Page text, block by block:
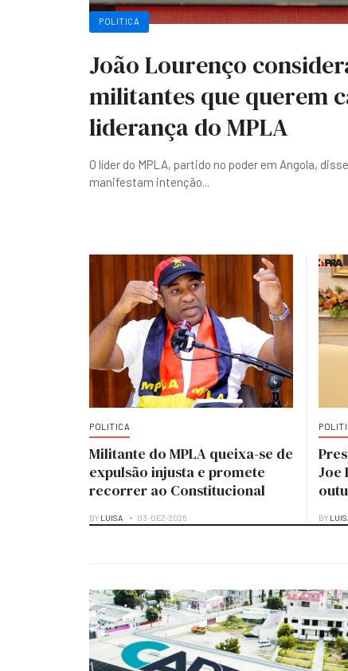
POLITICA
João Lourenço
militantes que querem
liderança do MPLA
O líder do MPLA, partido no poder em Angola,
manifestam intenção...
POLITICA
Militante do MPLA queixa-se de
expulsão injusta e promete
recorrer ao Constitucional
BY LUISA 03-DEZ-2025
Joe
BY